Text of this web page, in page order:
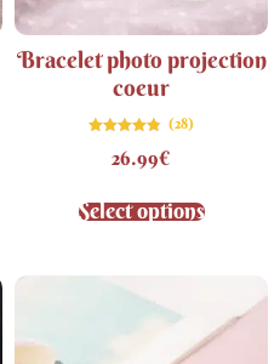
Bracelet photo projection
coeur
4.75
sur 5
(28)
26.99€
Select options